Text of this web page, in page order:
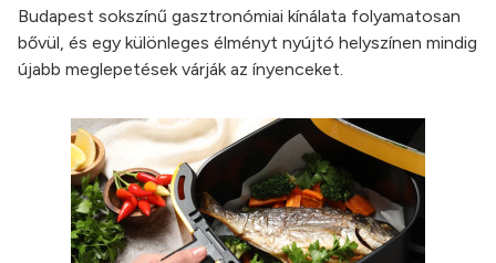
Budapest sokszínű gasztronómiai kínálata folyamatosan
bővül, és egy különleges élményt nyújtó helyszínen mindig
újabb meglepetések várják az ínyenceket.